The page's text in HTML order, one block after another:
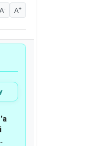
A- A+